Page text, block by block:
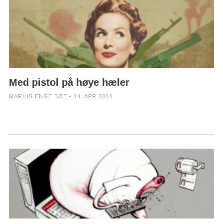
Med pistol på høye hæler
MARIUS ENGE BØE • 14. APR 2014